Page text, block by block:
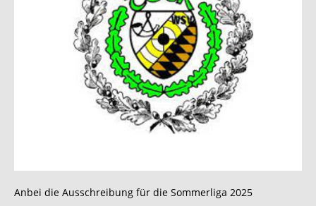
Anbei die Ausschreibung für die Sommerliga 2025